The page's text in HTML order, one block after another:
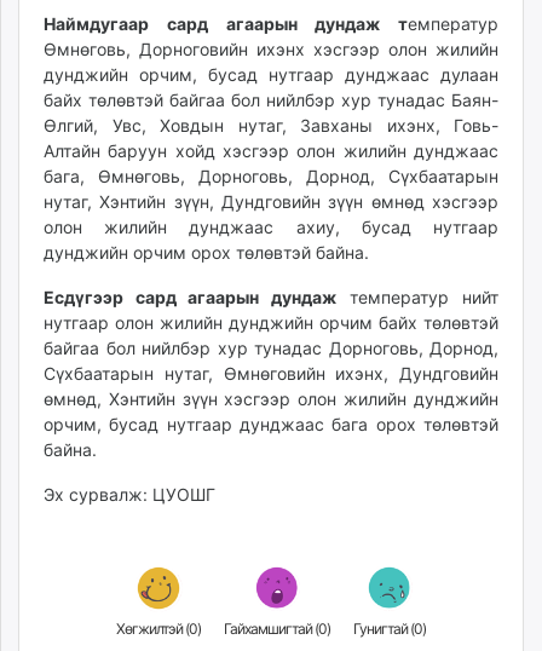
Наймдугаар сард агаарын дундаж температур
Өмнөговь, Дорноговийн ихэнх хэсгээр олон жилийн
дунджийн орчим, бусад нутгаар дунджаас дулаан
байх төлөвтэй байгаа бол нийлбэр хур тунадас Баян-
Өлгий, Увс, Ховдын нутаг, Завханы ихэнх, Говь-
Алтайн баруун хойд хэсгээр олон жилийн дунджаас
бага, Өмнөговь, Дорноговь, Дорнод, Сүхбаатарын
нутаг, Хэнтийн зүүн, Дундговийн зүүн өмнөд хэсгээр
олон жилийн дунджаас ахиу, бусад нутгаар
дунджийн орчим орох төлөвтэй байна.
Есдүгээр сард агаарын дундаж температур нийт
нутгаар олон жилийн дунджийн орчим байх төлөвтэй
байгаа бол нийлбэр хур тунадас Дорноговь, Дорнод,
Сүхбаатарын нутаг, Өмнөговийн ихэнх, Дундговийн
өмнөд, Хэнтийн зүүн хэсгээр олон жилийн дунджийн
орчим, бусад нутгаар дунджаас бага орох төлөвтэй
байна.
Эх сурвалж: ЦУОШГ
Хөгжилтэй (0) Гайхамшигтай (0) Гунигтай (0)